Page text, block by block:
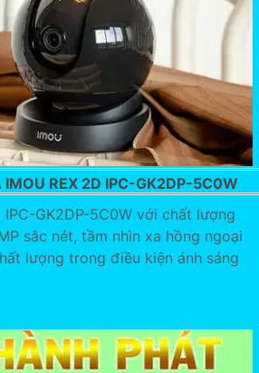
IMOU REX 2D IPC-GK2DP-5C0W
IPC-GK2DP-5C0W với chất lượng
sắc nét, tầm nhìn xa hồng ngoại
lượng trong điều kiện ánh sáng